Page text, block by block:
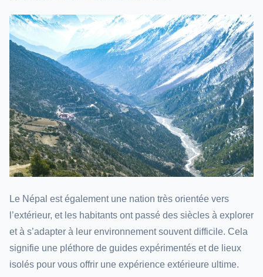
Le Népal est également une nation très orientée vers
l’extérieur, et les habitants ont passé des siècles à explorer
et à s’adapter à leur environnement souvent difficile. Cela
signifie une pléthore de guides expérimentés et de lieux
isolés pour vous offrir une expérience extérieure ultime.